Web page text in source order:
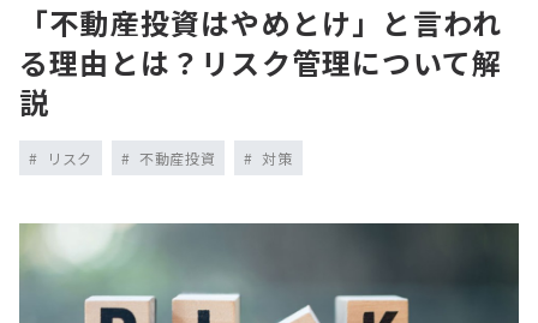
「不動産投資はやめとけ」と言われ
る理由とは？リスク管理について解
説
リスク 不動産投資 対策